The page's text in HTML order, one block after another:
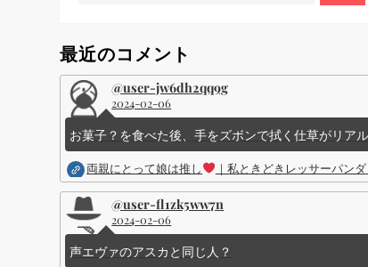
最近のコメント
@user-jw6dh2qq9g
2024-02-06
お菓子？を食べた後、手をズボンで拭く仕草がリアル
両親にとって娘は推し ｜私ときどきレッサーパン
@user-fl1zk5ww7n
2024-02-06
声エヴァのアスカと同じ人？